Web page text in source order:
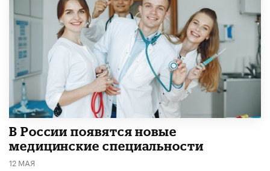
В России появятся новые
медицинские специальности
12 МАЯ